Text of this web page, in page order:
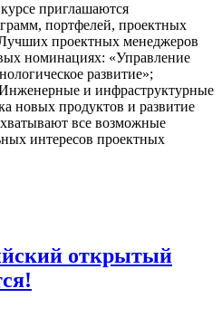
приглашаются
портфелей, проектных
проектных менеджеров
номинациях: «Управление
развитие»;
и инфраструктурные
новых продуктов и развитие
все возможные
интересов проектных
открытый